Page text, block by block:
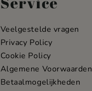
Veelgestelde vragen
Privacy Policy
Cookie Policy
Algemene Voorwaarden
Betaalmogelijkheden